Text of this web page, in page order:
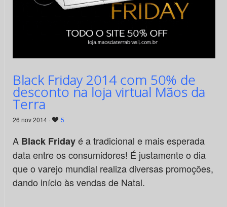
Black Friday 2014 com 50% de
desconto na loja virtual Mãos da
Terra
26 nov 2014 · 5
A Black Fridayé a tradicional e mais esperada
data entre os consumidores! É justamente o dia
que o varejo mundial realiza diversas promoções,
dando início às vendas de Natal.